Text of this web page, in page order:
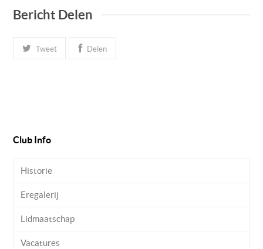
Bericht Delen
Tweet Delen
Club Info
Historie
Eregalerij
Lidmaatschap
Vacatures